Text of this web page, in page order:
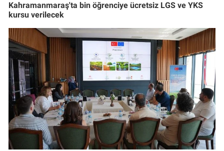
Kahramanmaraş'ta bin öğrenciye ücretsiz LGS ve YKS
kursu verilecek